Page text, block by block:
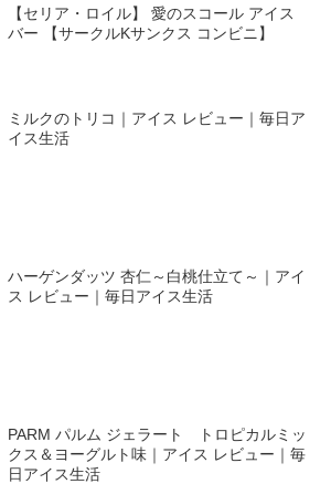
【セリア・ロイル】 愛のスコール アイス
バー 【サークルKサンクス コンビニ】
ミルクのトリコ｜アイス レビュー｜毎日ア
イス生活
ハーゲンダッツ 杏仁～白桃仕立て～｜アイ
ス レビュー｜毎日アイス生活
PARM パルム ジェラート トロピカルミッ
クス＆ヨーグルト味｜アイス レビュー｜毎
日アイス生活